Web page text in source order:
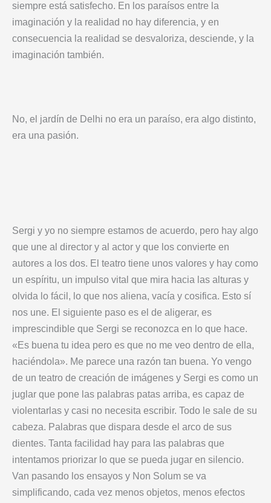
siempre está satisfecho. En los paraísos entre la
imaginación y la realidad no hay diferencia, y en
consecuencia la realidad se desvaloriza, desciende, y la
imaginación también.
No, el jardín de Delhi no era un paraíso, era algo distinto,
era una pasión.
Sergi y yo no siempre estamos de acuerdo, pero hay algo
que une al director y al actor y que los convierte en
autores a los dos. El teatro tiene unos valores y hay como
un espíritu, un impulso vital que mira hacia las alturas y
olvida lo fácil, lo que nos aliena, vacía y cosifica. Esto sí
nos une. El siguiente paso es el de aligerar, es
imprescindible que Sergi se reconozca en lo que hace.
«Es buena tu idea pero es que no me veo dentro de ella,
haciéndola». Me parece una razón tan buena. Yo vengo
de un teatro de creación de imágenes y Sergi es como un
juglar que pone las palabras patas arriba, es capaz de
violentarlas y casi no necesita escribir. Todo le sale de su
cabeza. Palabras que dispara desde el arco de sus
dientes. Tanta facilidad hay para las palabras que
intentamos priorizar lo que se pueda jugar en silencio.
Van pasando los ensayos y Non Solum se va
simplificando, cada vez menos objetos, menos efectos